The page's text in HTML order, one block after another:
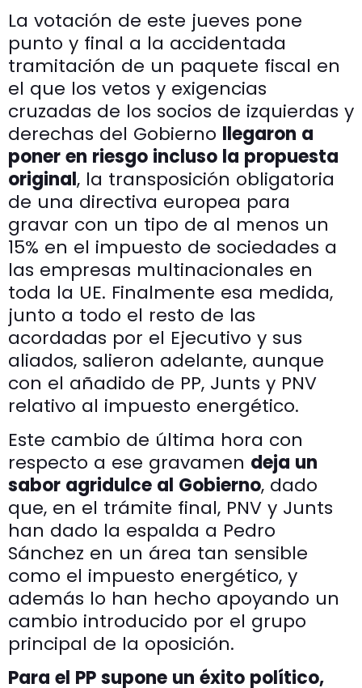
La votación de este jueves pone
punto y final a la accidentada
tramitación de un paquete fiscal en
el que los vetos y exigencias
cruzadas de los socios de izquierdas y
derechas del Gobierno llegaron a
poner en riesgo incluso la propuesta
original, la transposición obligatoria
de una directiva europea para
gravar con un tipo de al menos un
15% en el impuesto de sociedades a
las empresas multinacionales en
toda la UE. Finalmente esa medida,
junto a todo el resto de las
acordadas por el Ejecutivo y sus
aliados, salieron adelante, aunque
con el añadido de PP, Junts y PNV
relativo al impuesto energético.
Este cambio de última hora con
respecto a ese gravamen deja un
sabor agridulce al Gobierno, dado
que, en el trámite final, PNV y Junts
han dado la espalda a Pedro
Sánchez en un área tan sensible
como el impuesto energético, y
además lo han hecho apoyando un
cambio introducido por el grupo
principal de la oposición.
Para el PP supone un éxito político,